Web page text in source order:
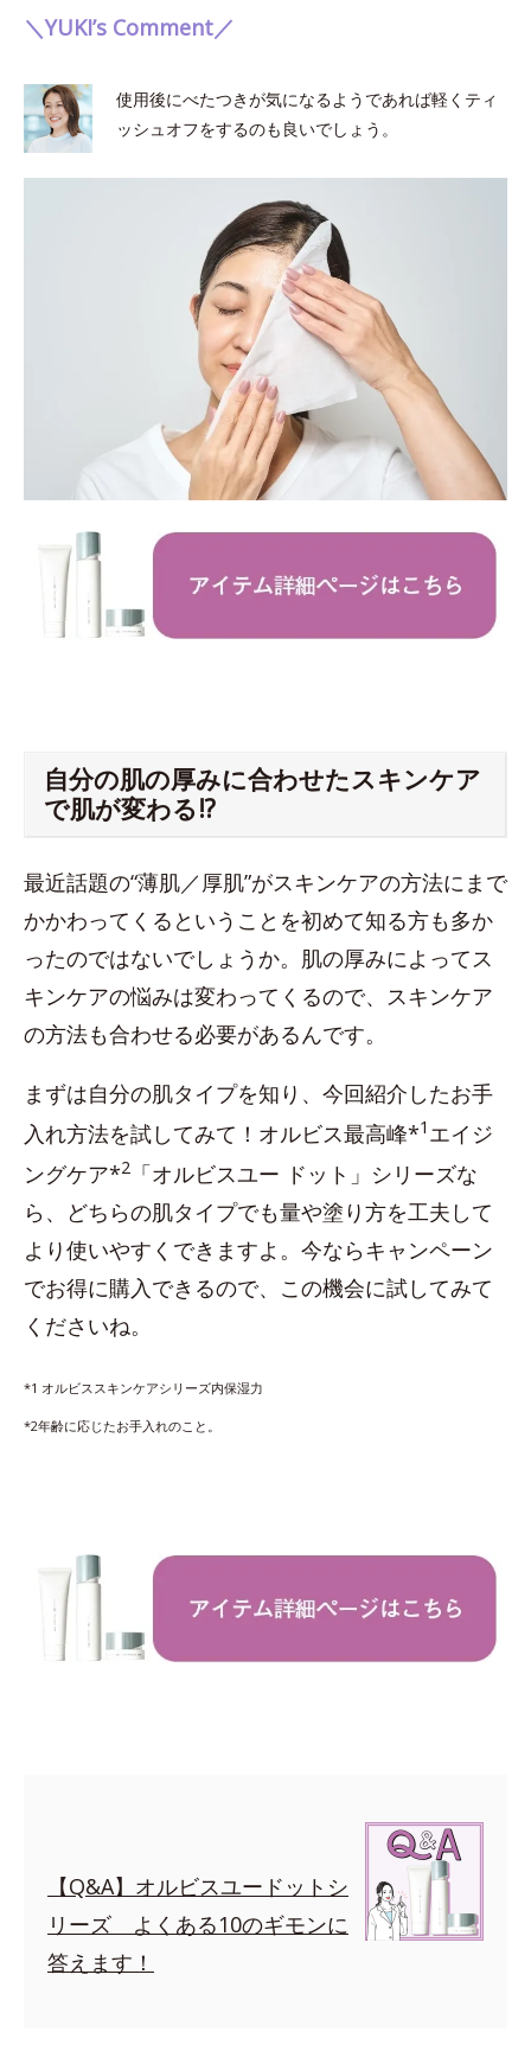
＼YUKI’s Comment／
使用後にべたつきが気になるようであれば軽くティ
ッシュオフをするのも良いでしょう。
自分の肌の厚みに合わせたスキンケア
で肌が変わる!?
最近話題の“薄肌／厚肌”がスキンケアの方法にまで
かかわってくるということを初めて知る方も多か
ったのではないでしょうか。肌の厚みによってス
キンケアの悩みは変わってくるので、スキンケア
の方法も合わせる必要があるんです。
まずは自分の肌タイプを知り、今回紹介したお手
入れ方法を試してみて！オルビス最高峰*1 エイジ
ングケア*2 「オルビスユー ドット」シリーズな
ら、どちらの肌タイプでも量や塗り方を工夫して
より使いやすくできますよ。今ならキャンペーン
でお得に購入できるので、この機会に試してみて
くださいね。
*1 オルビススキンケアシリーズ内保湿力
*2年齢に応じたお手入れのこと。
【Q&A】オルビスユードットシ
リーズ よくある10のギモンに
答えます！